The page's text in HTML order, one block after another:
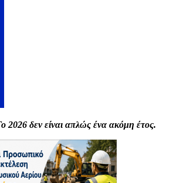
2026 δεν είναι απλώς ένα ακόμη έτος.